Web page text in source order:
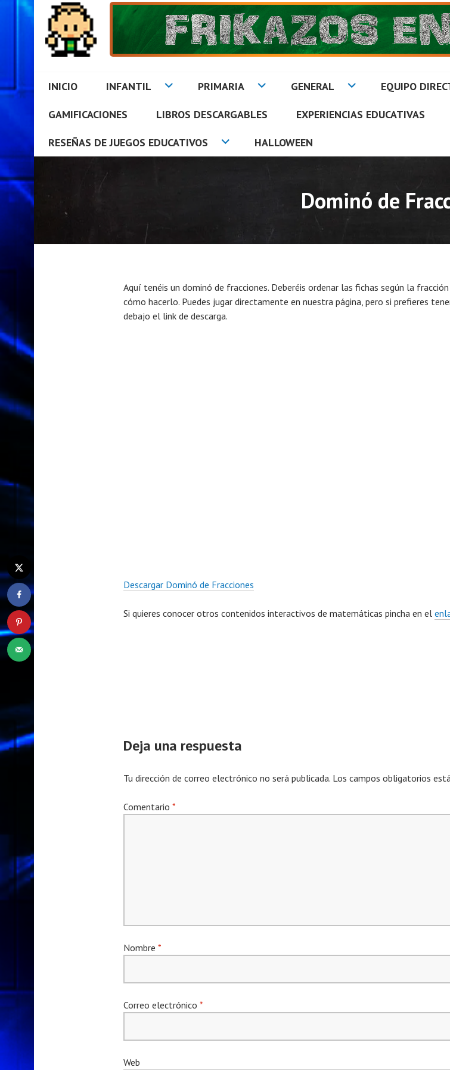
Saltar
al
contenido
FRIKAZOS EN EL AULA
INICIO INFANTIL PRIMARIA GENERAL EQUIPO
GAMIFICACIONES LIBROS DESCARGABLES EXPERIENCIAS EDUCATIVAS
RESEÑAS DE JUEGOS EDUCATIVOS HALLOWEEN
Dominó de
Aquí tenéis un dominó de fracciones. Deberéis ordenar las fichas según la
cómo hacerlo. Puedes jugar directamente en nuestra página, pero si prefieres
debajo el link de descarga.
Descargar Dominó de Fracciones
Si quieres conocer otros contenidos interactivos de matemáticas pincha en el
Deja una respuesta
Tu dirección de correo electrónico no será publicada. Los campos obligatorios
Comentario *
Nombre *
Correo electrónico *
Web